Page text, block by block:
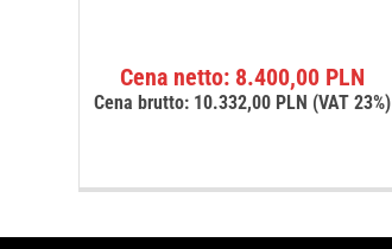
Cena netto: 8.400,00 PLN
Cena brutto: 10.332,00 PLN (VAT 23%)